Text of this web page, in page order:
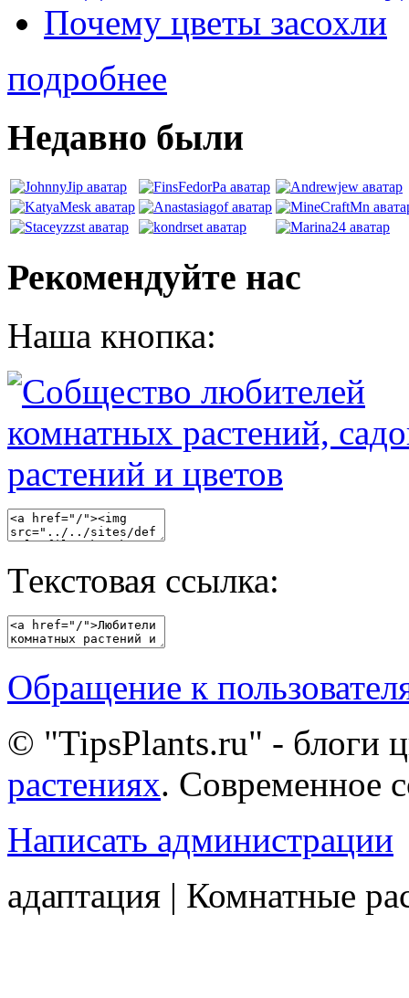
Почему цветы засохли
подробнее
Недавно были
Рекомендуйте нас
Наша кнопка:
Текстовая ссылка:
Обращение к
© "TipsPlants.ru" - блоги
растениях. Современное
Написать администрации
адаптация | Комнатные